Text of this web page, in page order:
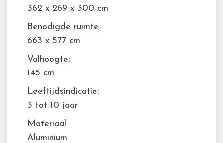
362 x 269 x 300 cm
Benodigde ruimte:
663 x 577 cm
Valhoogte:
145 cm
Leeftijdsindicatie:
3 tot 10 jaar
Materiaal:
Aluminium